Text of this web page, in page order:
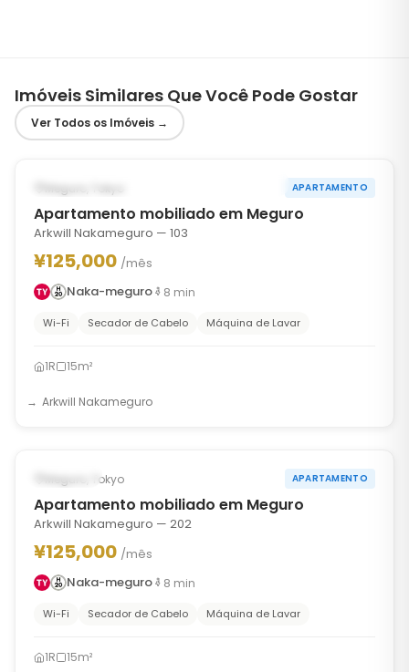
Imóveis Similares Que Você Pode Gostar
Ver Todos os Imóveis →
POSSIVELMENTE A PARTIR DE OCT 31, 2026
Meguro, Tokyo APARTAMENTO
Apartamento mobiliado em Meguro
Arkwill Nakameguro — 103
¥125,000 /mês
Naka-meguro
8 min
Wi-Fi Secador de Cabelo Máquina de Lavar
1R 15m²
Arkwill Nakameguro
Ocupado
Meguro, Tokyo APARTAMENTO
Apartamento mobiliado em Meguro
Arkwill Nakameguro — 202
¥125,000 /mês
Naka-meguro
8 min
Wi-Fi Secador de Cabelo Máquina de Lavar
1R 15m²